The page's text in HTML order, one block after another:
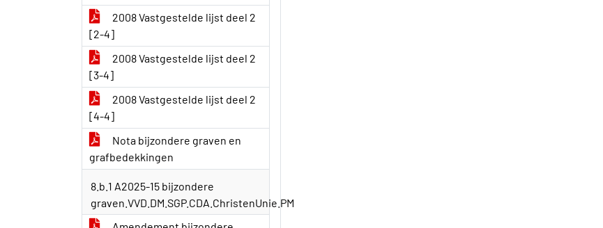
2008 Vastgestelde lijst deel 2
[2-4]
2008 Vastgestelde lijst deel 2
[3-4]
2008 Vastgestelde lijst deel 2
[4-4]
Nota bijzondere graven en
grafbedekkingen
8.b.1 A2025-15 bijzondere
graven.VVD.DM.SGP.CDA.ChristenUnie.PM